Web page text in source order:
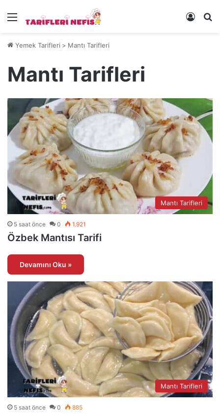
Menü Kayıt
Yemek Tarifleri > Mantı Tarifleri
Mantı Tarifleri
Mantı Tarifleri
5 saat önce 0 1.921
Özbek Mantısı Tarifi
Devamını Oku »
Mantı Tarifleri
5 saat önce 0 885